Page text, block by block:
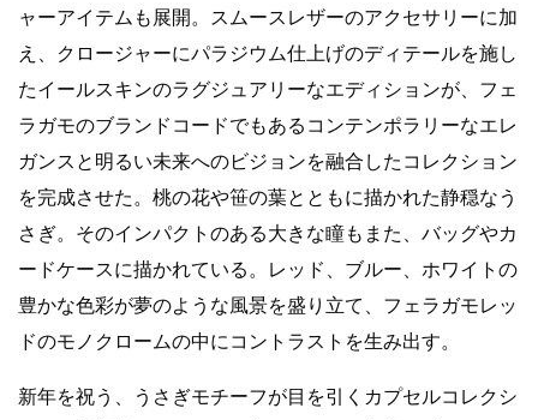
ャーアイテムも展開。スムースレザーのアクセサリーに加
え、クロージャーにパラジウム仕上げのディテールを施し
たイールスキンのラグジュアリーなエディションが、フェ
ラガモのブランドコードでもあるコンテンポラリーなエレ
ガンスと明るい未来へのビジョンを融合したコレクション
を完成させた。桃の花や笹の葉とともに描かれた静穏なう
さぎ。そのインパクトのある大きな瞳もまた、バッグやカ
ードケースに描かれている。レッド、ブルー、ホワイトの
豊かな色彩が夢のような風景を盛り立て、フェラガモレッ
ドのモノクロームの中にコントラストを生み出す。
新年を祝う、うさぎモチーフが目を引くカプセルコレクシ